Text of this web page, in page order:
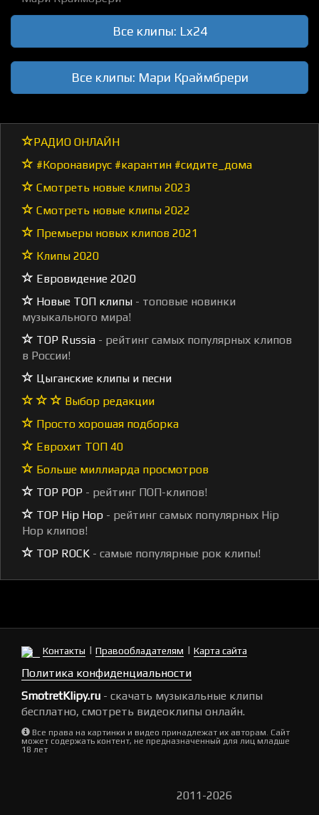
Все клипы: Lx24
Все клипы: Мари Краймбрери
РАДИО ОНЛАЙН
#Коронавирус #карантин #сидите_дома
Смотреть новые клипы 2023
Смотреть новые клипы 2022
Премьеры новых клипов 2021
Клипы 2020
Евровидение 2020
Новые ТОП клипы - топовые новинки
музыкального мира!
TOP Russia - рейтинг самых популярных клипов
в России!
Цыганские клипы и песни
Выбор редакции
Просто хорошая подборка
Еврохит ТОП 40
Больше миллиарда просмотров
TOP POP - рейтинг ПОП-клипов!
TOP Hip Hop - рейтинг самых популярных Hip
Hop клипов!
TOP ROCK - самые популярные рок клипы!
Контакты | Правообладателям | Карта сайта
Политика конфиденциальности
SmotretKlipy.ru - скачать музыкальные клипы
бесплатно, смотреть видеоклипы онлайн.
Все права на картинки и видео принадлежат их авторам. Сайт
может содержать контент, не предназначенный для лиц младше
18 лет
2011-2026